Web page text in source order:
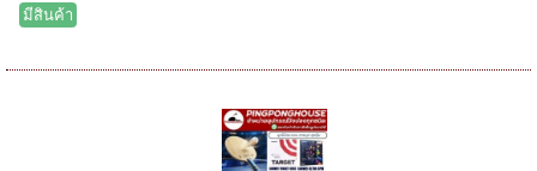
มีสินค้า